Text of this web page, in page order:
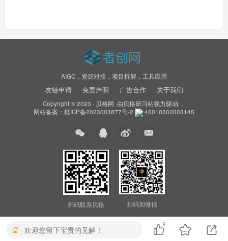
AIGC，资源对接，项目拆解，工具应用
友链申请 免责声明 广告合作 关于我们
Copyright © 2023 · 贝格网 ·由贝格研习站强力驱动.，
网站备案： 桂ICP备2023003877号-2 45010302003145
扫码联系贝格 扫码加微信
欢迎您留下宝贵的见解！
9